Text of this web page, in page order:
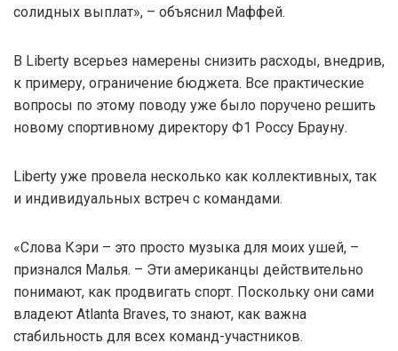
солидных выплат», – объяснил Маффей.
В Liberty всерьез намерены снизить расходы, внедрив,
к примеру, ограничение бюджета. Все практические
вопросы по этому поводу уже было поручено решить
новому спортивному директору Ф1 Россу Брауну.
Liberty уже провела несколько как коллективных, так
и индивидуальных встреч с командами.
«Слова Кэри – это просто музыка для моих ушей, –
признался Малья. – Эти американцы действительно
понимают, как продвигать спорт. Поскольку они сами
владеют Atlanta Braves, то знают, как важна
стабильность для всех команд-участников.